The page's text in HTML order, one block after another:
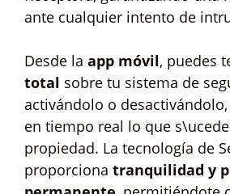
ante cualquier intento de
Desde la app móvil, puedes
total sobre tu sistema de
activándolo o
en tiempo real lo que
propiedad. La tecnología de
proporciona tranquilidad y